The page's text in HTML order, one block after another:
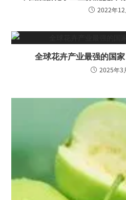
2022年12
全球花卉产业最强的国
2025年3